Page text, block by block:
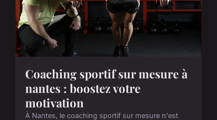
Coaching sportif sur mesure à
nantes : boostez votre
motivation
À Nantes, le coaching sportif sur mesure n'est